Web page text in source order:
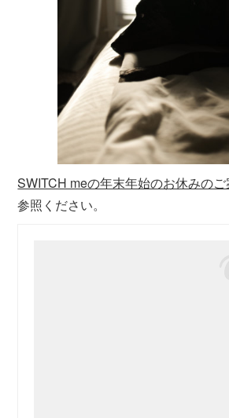
SWITCH meの年末年始のお休みのご
参照ください。